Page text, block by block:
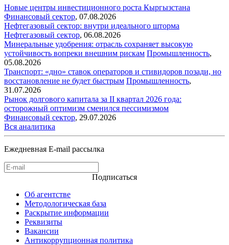
Новые центры инвестиционного роста Кыргызстана
Финансовый сектор, 07.08.2026
Нефтегазовый сектор: внутри идеального шторма
Нефтегазовый сектор, 06.08.2026
Минеральные удобрения: отрасль сохраняет высокую
устойчивость вопреки внешним рискам Промышленность,
05.08.2026
Транспорт: «дно» ставок операторов и стивидоров позади, но
восстановление не будет быстрым Промышленность,
31.07.2026
Рынок долгового капитала за II квартал 2026 года:
осторожный оптимизм сменился пессимизмом
Финансовый сектор, 29.07.2026
Вся аналитика
Ежедневная E-mail рассылка
Подписаться
Об агентстве
Методологическая база
Раскрытие информации
Реквизиты
Вакансии
Антикоррупционная политика